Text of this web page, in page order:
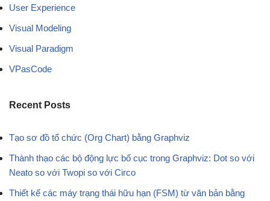
User Experience
Visual Modeling
Visual Paradigm
VPasCode
Recent Posts
Tạo sơ đồ tổ chức (Org Chart) bằng Graphviz
Thành thạo các bộ động lực bố cục trong Graphviz: Dot so với
Neato so với Twopi so với Circo
Thiết kế các máy trạng thái hữu hạn (FSM) từ văn bản bằng